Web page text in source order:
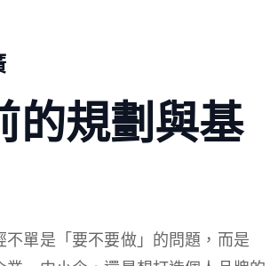
的規劃與基
單是「要不要做」的問題，而是